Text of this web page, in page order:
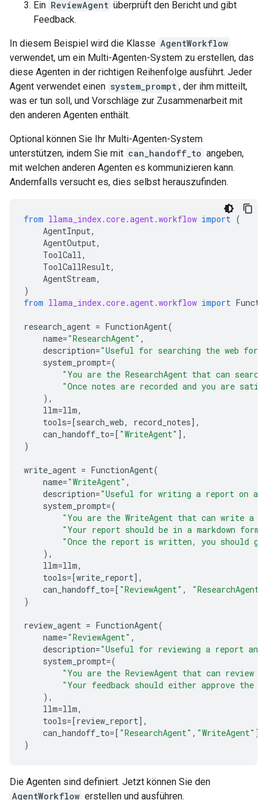
Ein ReviewAgent überprüft den Bericht und gibt
Feedback.
In diesem Beispiel wird die Klasse AgentWorkflow
verwendet, um ein Multi-Agenten-System zu erstellen, das
diese Agenten in der richtigen Reihenfolge ausführt. Jeder
Agent verwendet einen system_prompt , der ihm mitteilt,
was er tun soll, und Vorschläge zur Zusammenarbeit mit
den anderen Agenten enthält.
Optional können Sie Ihr Multi-Agenten-System
unterstützen, indem Sie mit can_handoff_to angeben,
mit welchen anderen Agenten es kommunizieren kann.
Andernfalls versucht es, dies selbst herauszufinden.
from llama_index.core.agent.workflow import (
AgentInput,
AgentOutput,
ToolCall,
ToolCallResult,
AgentStream,
)
from llama_index.core.agent.workflow import
research_agent = FunctionAgent(
name="ResearchAgent" ,
description="Useful for searching the web for
system_prompt=(
"You are the ResearchAgent that can
"Once notes are recorded and you are
),
llm=llm,
tools=[search_web, record_notes],
can_handoff_to=[ "WriteAgent" ],
)
write_agent = FunctionAgent(
name="WriteAgent" ,
description="Useful for writing a report on a
system_prompt=(
"You are the WriteAgent that can write a
"Your report should be in a markdown
"Once the report is written, you should
),
llm=llm,
tools=[write_report],
can_handoff_to=[ "ReviewAgent" , "ResearchAgent"
)
review_agent = FunctionAgent(
name="ReviewAgent" ,
description="Useful for reviewing a report and
system_prompt=(
"You are the ReviewAgent that can review
"Your feedback should either approve the
),
llm=llm,
tools=[review_report],
can_handoff_to=[ "ResearchAgent" , "WriteAgent" ],
)
Die Agenten sind definiert. Jetzt können Sie den
AgentWorkflow erstellen und ausführen.